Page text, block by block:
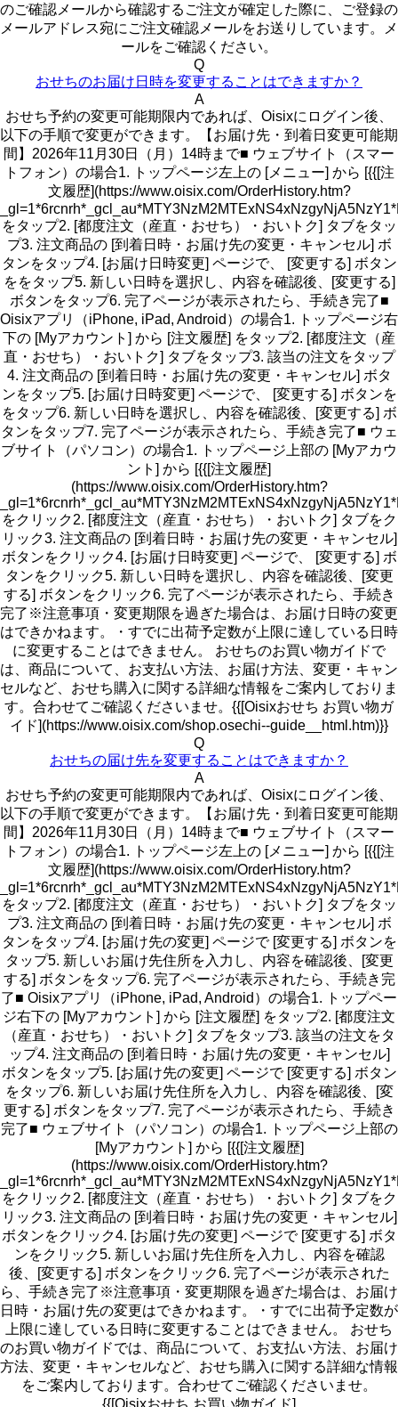
のご確認メールから確認するご注文が確定した際に、ご登録の
メールアドレス宛にご注文確認メールをお送りしています。メ
ールをご確認ください。
Q
おせちのお届け日時を変更することはできますか？
A
おせち予約の変更可能期限内であれば、Oisixにログイン後、
以下の手順で変更ができます。【お届け先・到着日変更可能期
間】2026年11月30日（月）14時まで■ ウェブサイト（スマー
トフォン）の場合1. トップページ左上の [メニュー] から [{{[注
文履歴](https://www.oisix.com/OrderHistory.htm?
をタップ2. [都度注文（産直・おせち）・おいトク] タブをタッ
プ3. 注文商品の [到着日時・お届け先の変更・キャンセル] ボ
タンをタップ4. [お届け日時変更] ページで、 [変更する] ボタン
ををタップ5. 新しい日時を選択し、内容を確認後、[変更する]
ボタンをタップ6. 完了ページが表示されたら、手続き完了■
Oisixアプリ（iPhone, iPad, Android）の場合1. トップページ右
下の [Myアカウント] から [注文履歴] をタップ2. [都度注文（産
直・おせち）・おいトク] タブをタップ3. 該当の注文をタップ
4. 注文商品の [到着日時・お届け先の変更・キャンセル] ボタ
ンをタップ5. [お届け日時変更] ページで、 [変更する] ボタンを
をタップ6. 新しい日時を選択し、内容を確認後、[変更する] ボ
タンをタップ7. 完了ページが表示されたら、手続き完了■ ウェ
ブサイト（パソコン）の場合1. トップページ上部の [Myアカウ
ント] から [{{[注文履歴]
(https://www.oisix.com/OrderHistory.htm?
をクリック2. [都度注文（産直・おせち）・おいトク] タブをク
リック3. 注文商品の [到着日時・お届け先の変更・キャンセル]
ボタンをクリック4. [お届け日時変更] ページで、 [変更する] ボ
タンをクリック5. 新しい日時を選択し、内容を確認後、[変更
する] ボタンをクリック6. 完了ページが表示されたら、手続き
完了※注意事項・変更期限を過ぎた場合は、お届け日時の変更
はできかねます。・すでに出荷予定数が上限に達している日時
に変更することはできません。 おせちのお買い物ガイドで
は、商品について、お支払い方法、お届け方法、変更・キャン
セルなど、おせち購入に関する詳細な情報をご案内しておりま
す。合わせてご確認くださいませ。{{[Oisixおせち お買い物ガ
イド](https://www.oisix.com/shop.osechi--guide__html.htm)}}
Q
おせちの届け先を変更することはできますか？
A
おせち予約の変更可能期限内であれば、Oisixにログイン後、
以下の手順で変更ができます。【お届け先・到着日変更可能期
間】2026年11月30日（月）14時まで■ ウェブサイト（スマー
トフォン）の場合1. トップページ左上の [メニュー] から [{{[注
文履歴](https://www.oisix.com/OrderHistory.htm?
をタップ2. [都度注文（産直・おせち）・おいトク] タブをタッ
プ3. 注文商品の [到着日時・お届け先の変更・キャンセル] ボ
タンをタップ4. [お届け先の変更] ページで [変更する] ボタンを
タップ5. 新しいお届け先住所を入力し、内容を確認後、[変更
する] ボタンをタップ6. 完了ページが表示されたら、手続き完
了■ Oisixアプリ（iPhone, iPad, Android）の場合1. トップペー
ジ右下の [Myアカウント] から [注文履歴] をタップ2. [都度注文
（産直・おせち）・おいトク] タブをタップ3. 該当の注文をタ
ップ4. 注文商品の [到着日時・お届け先の変更・キャンセル]
ボタンをタップ5. [お届け先の変更] ページで [変更する] ボタン
をタップ6. 新しいお届け先住所を入力し、内容を確認後、[変
更する] ボタンをタップ7. 完了ページが表示されたら、手続き
完了■ ウェブサイト（パソコン）の場合1. トップページ上部の
[Myアカウント] から [{{[注文履歴]
(https://www.oisix.com/OrderHistory.htm?
をクリック2. [都度注文（産直・おせち）・おいトク] タブをク
リック3. 注文商品の [到着日時・お届け先の変更・キャンセル]
ボタンをクリック4. [お届け先の変更] ページで [変更する] ボタ
ンをクリック5. 新しいお届け先住所を入力し、内容を確認
後、[変更する] ボタンをクリック6. 完了ページが表示された
ら、手続き完了※注意事項・変更期限を過ぎた場合は、お届け
日時・お届け先の変更はできかねます。・すでに出荷予定数が
上限に達している日時に変更することはできません。 おせち
のお買い物ガイドでは、商品について、お支払い方法、お届け
方法、変更・キャンセルなど、おせち購入に関する詳細な情報
をご案内しております。合わせてご確認くださいませ。
{{[Oisixおせち お買い物ガイド]